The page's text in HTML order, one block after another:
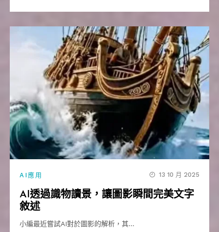
AI應用 13 10 月 2025
AI透過識物讀景，讓圖影瞬間完美文字
敘述
小編最近嘗試AI對於圖影的解析，其…